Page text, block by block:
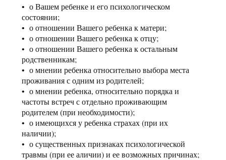
о Вашем ребенке и его психологическом
состоянии;
о отношении Вашего ребенка к матери;
о отношении Вашего ребенка к отцу;
о отношении Вашего ребенка к остальным
родственникам;
о мнении ребенка относительно выбора места
проживания с одним из родителей;
о мнении ребенка, относительно порядка и
частоты встреч с отдельно проживающим
родителем (при необходимости);
о имеющихся у ребенка страхах (при их
наличии);
о существенных признаках психологической
травмы (при ее аличии) и ее возможных причинах;